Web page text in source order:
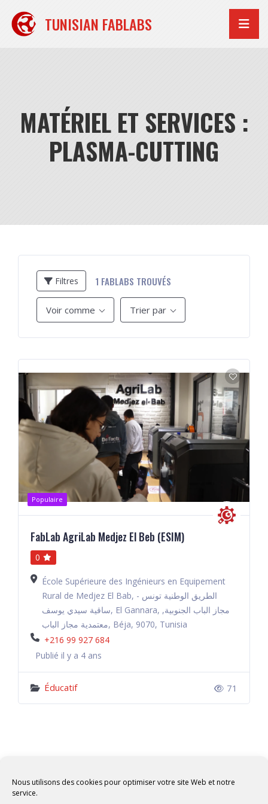
Nous utilisons des cookies pour optimiser votre site Web et notre
service.
contenu
TUNISIAN FABLABS
MATÉRIEL ET SERVICES :
PLASMA-CUTTING
Filtres 1 FABLABS TROUVÉS
Voir comme Trier par
Populaire
FabLab AgriLab Medjez El Beb (ESIM)
0
École Supérieure des Ingénieurs en Equipement
Rural de Medjez El Bab, الطريق الوطنية تونس -
ساقية سيدي يوسف, El Gannara, مجاز الباب الجنوبية,
معتمدية مجاز الباب, Béja, 9070, Tunisia
+216 99 927 684
Publié il y a 4 ans
Éducatif 71